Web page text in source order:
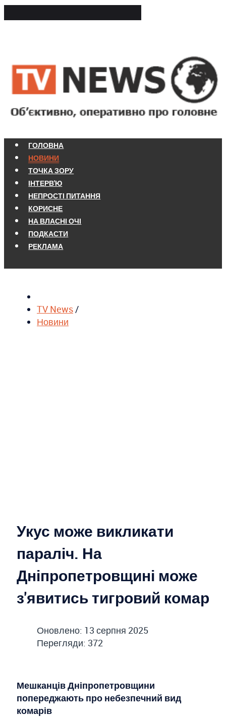
ГОЛОВНА
НОВИНИ
ТОЧКА ЗОРУ
ІНТЕРВ'Ю
НЕПРОСТІ ПИТАННЯ
КОРИСНЕ
НА ВЛАСНІ ОЧІ
ПОДКАСТИ
РЕКЛАМА
TV News/
Новини
Укус може викликати
параліч. На
Дніпропетровщині може
з'явитись тигровий комар
Оновлено: 13 серпня 2025
Перегляди: 372
Мешканців Дніпропетровщини
попереджають про небезпечний вид
комарів